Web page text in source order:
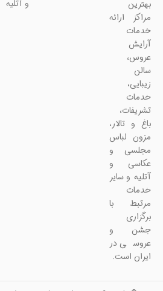
بهترین
مراکز ارائه
خدمات
آرایش
عروس،
سالن
زیبایی،
خدمات
تشریفات،
باغ و تالار،
مزون لباس
مجلسی و
عکاسی و
آتلیه و سایر
خدمات
مرتبط با
برگزاری
جشن و
عروسی در
ایران است.
و آتلیه